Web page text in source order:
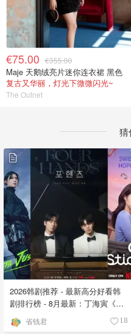
€75.00 €355.00
Maje 天鹅绒亮片迷你连衣裙 黑色
复古又华丽，灯光下微微闪光~
The Outnet
猜
2026韩剧推荐 - 最新高分好看韩
剧排行榜 - 8月最新：丁海寅《我
的荒糖恋爱 》上线❣️
省钱君 18